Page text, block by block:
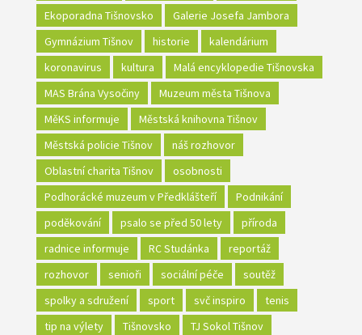
Ekoporadna Tišnovsko
Galerie Josefa Jambora
Gymnázium Tišnov
historie
kalendárium
koronavirus
kultura
Malá encyklopedie Tišnovska
MAS Brána Vysočiny
Muzeum města Tišnova
MěKS informuje
Městská knihovna Tišnov
Městská policie Tišnov
náš rozhovor
Oblastní charita Tišnov
osobnosti
Podhorácké muzeum v Předklášteří
Podnikání
poděkování
psalo se před 50 lety
příroda
radnice informuje
RC Studánka
reportáž
rozhovor
senioři sociální péče
soutěž
spolky a sdružení
sport svč inspiro
tenis
tip na výlety
Tišnovsko
TJ Sokol Tišnov